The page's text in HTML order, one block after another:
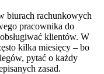
biurach rachunkowych
pracownika do
klientów. W
kilka miesięcy – bo
pytać o każdy
zasad.